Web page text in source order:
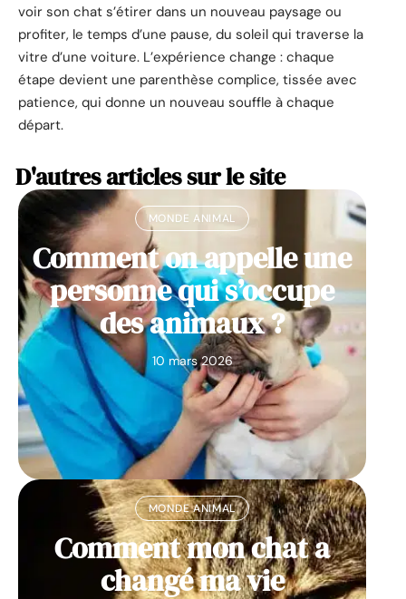
voir son chat s’étirer dans un nouveau paysage ou
profiter, le temps d’une pause, du soleil qui traverse la
vitre d’une voiture. L’expérience change : chaque
étape devient une parenthèse complice, tissée avec
patience, qui donne un nouveau souffle à chaque
départ.
D'autres articles sur le site
MONDE ANIMAL
Comment on appelle une
personne qui s’occupe
des animaux ?
10 mars 2026
MONDE ANIMAL
Comment mon chat a
changé ma vie